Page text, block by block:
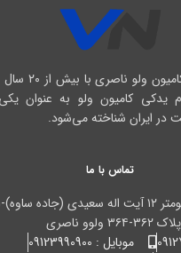
فروشگاه لوازم
یدکی کامیون ولو به عنوان
در ایران شناخته می‌شود.
تماس با ما
آدرس : تهران،کیلومتر ۱۲ آیت اله سعیدی
ناصری
موبایل : 09123990900